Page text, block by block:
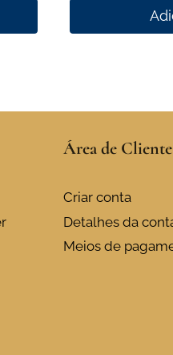
Área de Cliente
Criar conta
Detalhes da
Meios de